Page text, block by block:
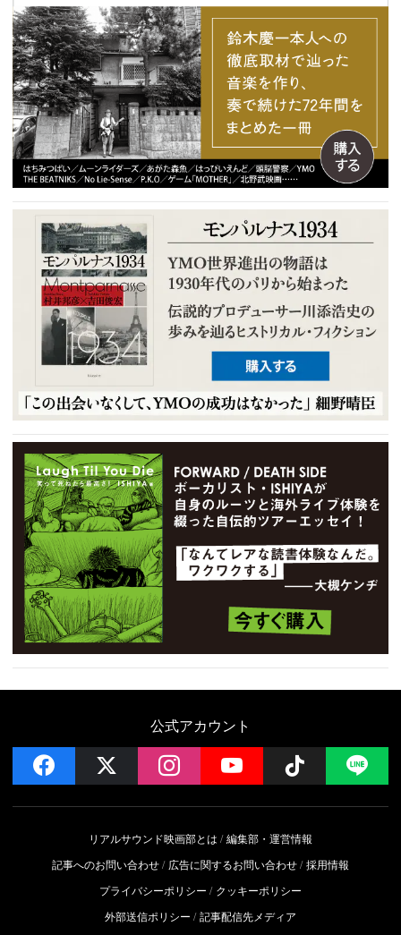
公式アカウント
facebook instagramYouTube Follow
リアルサウンド映画部とは
編集部・運営情報
記事へのお問い合わせ
広告に関するお問い合わせ 採用情報
プライバシーポリシー
クッキーポリシー
外部送信ポリシー
記事配信先メディア